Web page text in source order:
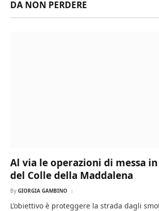
DA NON PERDERE
Al via le operazioni di messa in
del Colle della Maddalena
By GIORGIA GAMBINO
L’obiettivo è proteggere la strada dagli